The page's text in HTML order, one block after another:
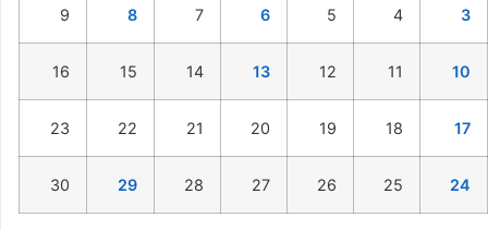
3
4
5
6
7
8
9
10
11
12
13
14
15
16
17
18
19
20
21
22
23
24
25
26
27
28
29
30